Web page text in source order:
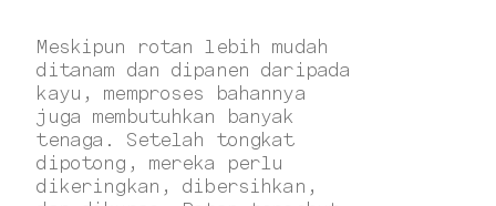
Meskipun rotan lebih mudah
ditanam dan dipanen daripada
kayu, memproses bahannya
juga membutuhkan banyak
tenaga. Setelah tongkat
dipotong, mereka perlu
dikeringkan, dibersihkan,